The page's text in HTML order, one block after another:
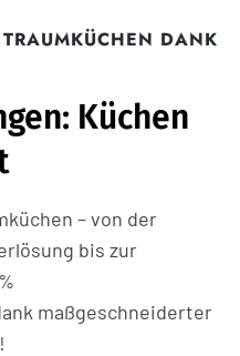
DANK
Küchen
– von der
bis zur
maßgeschneiderter